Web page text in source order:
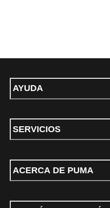
AYUDA
SERVICIOS
ACERCA DE PUMA